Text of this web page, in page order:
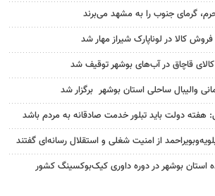
گرمای جنوب را به مشهد می‌برند
کالا در لوناپارک شیراز مهار شد
والیبال ساحلی استان بوشهر برگزار شد
هفته دولت باید تبلور خدمت صادقانه به مردم باشد
از امنیت شغلی و استقلال رسانه‌ای گفتند